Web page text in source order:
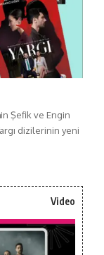
Şefik ve Engin
dizilerinin yeni
Video